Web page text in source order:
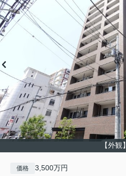
【外観】
価格 3,500万円